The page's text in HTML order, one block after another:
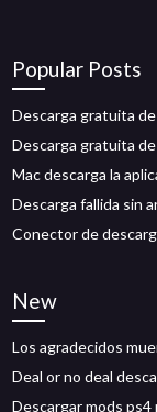
Popular Posts
Descarga gratuita
Descarga gratuita
Mac descarga la
Descarga fallida sin
Conector de
New
Los agradecidos
Deal or no deal
Descargar mods